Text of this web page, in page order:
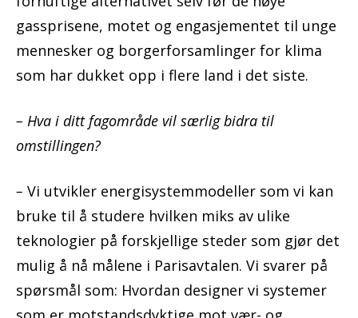
gassprisene, motet og engasjementet til unge
mennesker og borgerforsamlinger for klima
som har dukket opp i flere land i det siste.
– Hva i ditt fagområde vil særlig bidra til
omstillingen?
– Vi utvikler energisystemmodeller som vi kan
bruke til å studere hvilken miks av ulike
teknologier på forskjellige steder som gjør det
mulig å nå målene i Parisavtalen. Vi svarer på
spørsmål som: Hvordan designer vi systemer